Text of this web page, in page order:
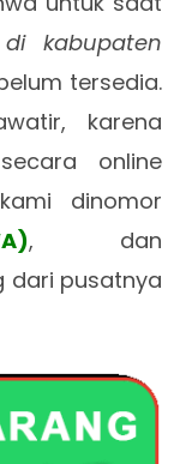
kabupaten
tersedia.
karena
online
dinomor
, dan
dari pusatnya